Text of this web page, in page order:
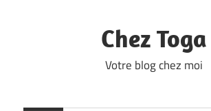
Chez Toga
Votre blog chez moi